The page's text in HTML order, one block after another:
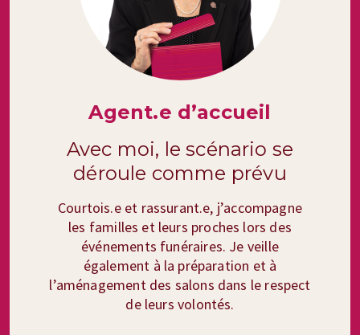
Agent.e d’accueil
Avec moi, le scénario se
déroule comme prévu
Courtois.e et rassurant.e, j’accompagne
les familles et leurs proches lors des
événements funéraires. Je veille
également à la préparation et à
l’aménagement des salons dans le respect
de leurs volontés.